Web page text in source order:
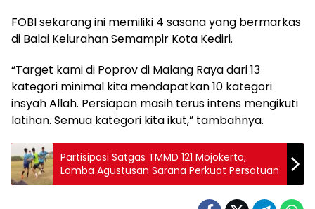
FOBI sekarang ini memiliki 4 sasana yang bermarkas
di Balai Kelurahan Semampir Kota Kediri.
“Target kami di Poprov di Malang Raya dari 13
kategori minimal kita mendapatkan 10 kategori
insyah Allah. Persiapan masih terus intens mengikuti
latihan. Semua kategori kita ikut,” tambahnya.
Partisipasi Satgas TMMD 121 Mojokerto,
Lomba Agustusan Sarana Perkuat Persatuan